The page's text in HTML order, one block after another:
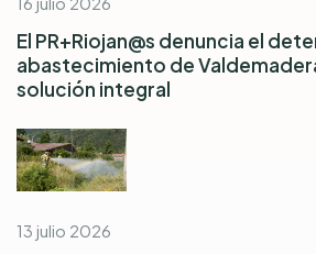
El PR+Riojan@s denuncia el
abastecimiento de
solución integral
13 julio 2026